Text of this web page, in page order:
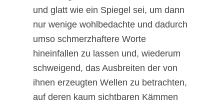
und glatt wie ein Spiegel sei, um dann
nur wenige wohlbedachte und dadurch
umso schmerzhaftere Worte
hineinfallen zu lassen und, wiederum
schweigend, das Ausbreiten der von
ihnen erzeugten Wellen zu betrachten,
auf deren kaum sichtbaren Kämmen